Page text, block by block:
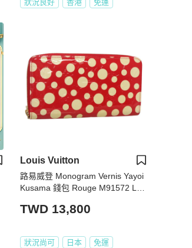
狀況良好 香港 免運
Louis Vuitton
路易威登 Monogram Vernis Yayoi
Kusama 錢包 Rouge M91572 LV
TWD 13,800
狀況尚可 日本 免運